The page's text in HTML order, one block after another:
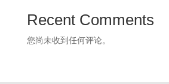
Recent Comments
您尚未收到任何评论。